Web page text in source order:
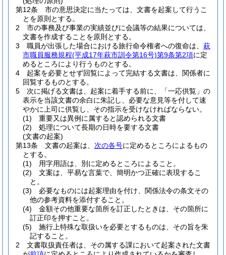
第12条
市の意思決定に当たっては、文書を起案して行うこ
とを原則とする。
2
市の事務及び事業の実績並びに会議等の結果については、
文書を作成することを原則とする。
3
職員が出張した場合における旅行命令権者への復命は、 萩
市職員服務規程(平成17年萩市訓令第16号)第9条第2項に定
めるところにより行うものとする。
4
起案を必要とせず回覧によって完結する文書は、関係者に
回覧するものとする。
5
次に掲げる文書は、起案に着手する前に、「一応供覧」の
表示を当該文書の余白に朱記し、必要な意見等を付して速
やかに上司に供覧し、その指示を受けなければならない。
(1)
重要又は異例に属すると認められる文書
(2)
処理について長期の日時を要する文書
(文書の起案)
第13条
文書の起案は、 次の各号に定めるところによるもの
とする。
(1)
用字用語は、別に定めるところによること。
(2)
文案は、平易な言葉で、簡明かつ正確に表現するこ
と。
(3)
必要なものには起案理由を付け、関係法令の条文その
他の参考資料を添付すること。
(4)
金額その他重要な箇所を訂正したときは、その箇所に
訂正印を押すこと。
(5)
施行上特殊な取扱いを必要とするものは、その旨を朱
記すること。
2
文書取扱責任者は、その属する課において起案された文書